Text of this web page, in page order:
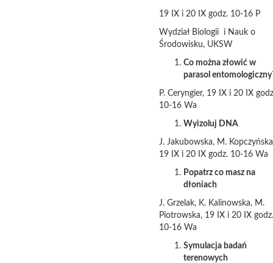
19 IX i 20 IX godz. 10-16 P
Wydział Biologii i Nauk o
Środowisku, UKSW
Co można złowić w
parasol
P. Ceryngier, 19 IX i 20 IX
10-16 Wa
Wyizoluj DNA
J. Jakubowska, M.
19 IX i 20 IX godz. 10-16 Wa
Popatrz co masz na
dłoniach
J. Grzelak, K. Kalinowska, M.
Piotrowska, 19 IX i 20 IX godz.
10-16 Wa
Symulacja badań
terenowych